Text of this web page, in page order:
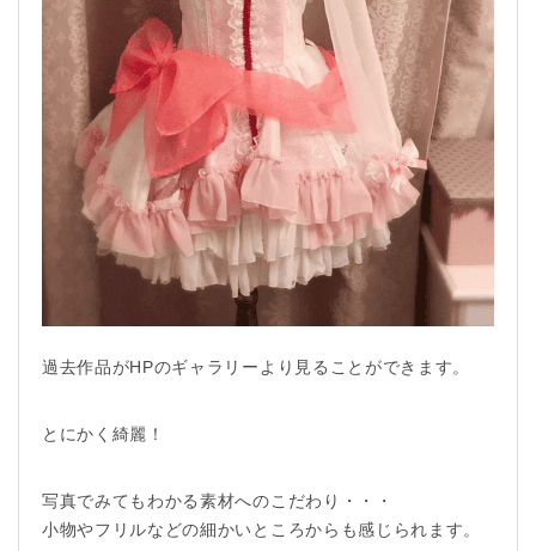
過去作品がHPのギャラリーより見ることができます。
とにかく綺麗！
写真でみてもわかる素材へのこだわり・・・
小物やフリルなどの細かいところからも感じられます。